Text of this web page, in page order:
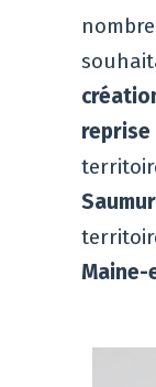
reprise
Saumur
Maine-